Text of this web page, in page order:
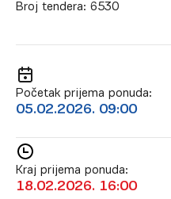
Broj tendera: 6530
Početak prijema ponuda:
05.02.2026. 09:00
Kraj prijema ponuda:
18.02.2026. 16:00